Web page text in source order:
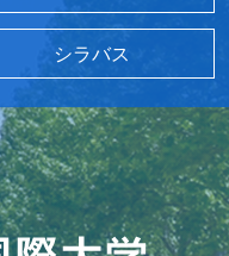
シラバス